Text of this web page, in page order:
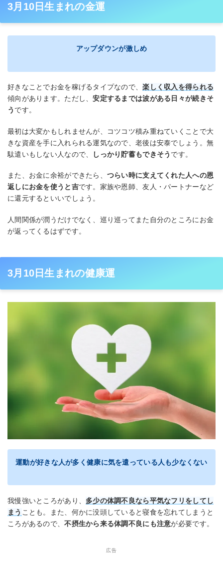
3月10日生まれの金運
アップダウンが激しめ
好きなことでお金を稼げるタイプなので、楽しく収入を得られる
傾向があります。ただし、安定するまでは波がある日々が続きそ
う です。
最初は大変かもしれませんが、コツコツ積み重ねていくことで大
きな資産を手に入れられる運気なので、老後は安泰でしょう。無
駄遣いもしない人なので、
しっかり貯蓄もできそう です。
また、お金に余裕ができたら、 つらい時に支えてくれた人への恩
返しにお金を使うと吉です。家族や恩師、友人・パートナーなど
に還元するといいでしょう。
人間関係が潤うだけでなく、巡り巡ってまた自分のところにお金
が返ってくるはずです。
3月10日生まれの健康運
運動が好きな人が多く健康に気を遣っている人も少なくない
我慢強いところがあり、 多少の体調不良なら平気なフリをしてし
まう ことも。また、何かに没頭していると寝食を忘れてしまうと
ころがあるので、不摂生から来る体調不良にも注意が必要です。
広告